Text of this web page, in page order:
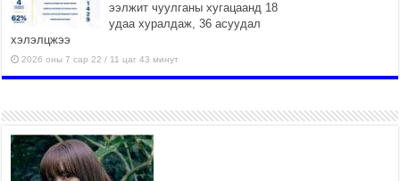
ээлжит чуулганы хугацаанд 18
удаа хуралдаж, 36 асуудал
хэлэлцжээ
2026 оны 7 сар 22 / 11 цаг 43 минут
боломжтой-Хүүхэд хөгжүүлэх
төв” байгуулах төсөлд төр,
хувийн хэвшлийн түншлэлийн хүрээнд хамтран
ажиллахыг урьж байна